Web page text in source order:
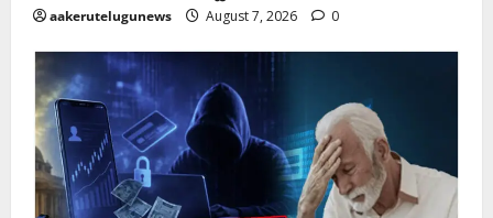
aakerutelugunews August 7, 2026 0